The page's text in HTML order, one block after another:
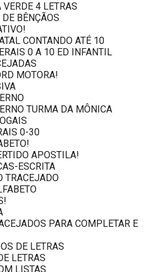
VERDE 4 LETRAS
BÊNÇÃOS
CONTANDO ATÉ 10
0 A 10 ED INFANTIL
MOTORA!
TURMA DA MÔNICA
0-30
APOSTILA!
ESCRITA
TRACEJADO
PARA COMPLETAR E
DE LETRAS
LETRAS
LISTAS